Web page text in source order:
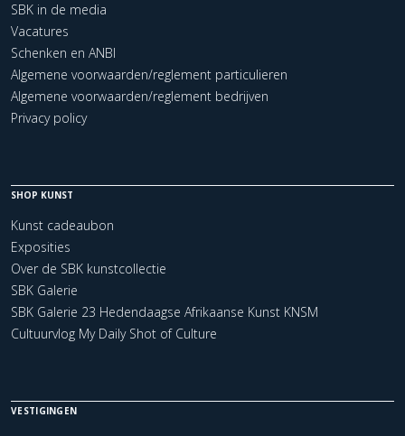
SBK in de media
Vacatures
Schenken en ANBI
Algemene voorwaarden/reglement particulieren
Algemene voorwaarden/reglement bedrijven
Privacy policy
SHOP KUNST
Kunst cadeaubon
Exposities
Over de SBK kunstcollectie
SBK Galerie
SBK Galerie 23 Hedendaagse Afrikaanse Kunst KNSM
Cultuurvlog My Daily Shot of Culture
VESTIGINGEN